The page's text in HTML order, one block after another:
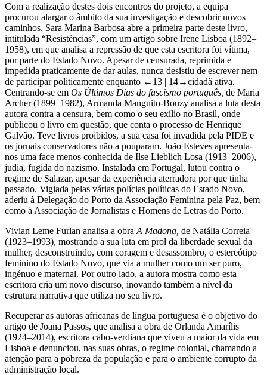
Com a realização destes dois encontros do projeto, a equipa
procurou alargar o âmbito da sua investigação e descobrir novos
caminhos. Sara Marina Barbosa abre a primeira parte deste livro,
intitulada “Resistências”, com um artigo sobre Irene Lisboa (1892–
1958), em que analisa a repressão de que esta escritora foi vítima,
por parte do Estado Novo. Apesar de censurada, reprimida e
impedida praticamente de dar aulas, nunca desistiu de escrever nem
de participar politicamente enquanto ←13 | 14→cidadã ativa.
Centrando-se em Os Últimos Dias do fascismo português, de Maria
Archer (1899–1982), Armanda Manguito-Bouzy analisa a luta desta
autora contra a censura, bem como o seu exílio no Brasil, onde
publicou o livro em questão, que conta o processo de Henrique
Galvão. Teve livros proibidos, a sua casa foi invadida pela PIDE e
os jornais conservadores não a pouparam. João Esteves apresenta-
nos uma face menos conhecida de Ilse Lieblich Losa (1913–2006),
judia, fugida do nazismo. Instalada em Portugal, lutou contra o
regime de Salazar, apesar da experiência aterradora por que tinha
passado. Vigiada pelas várias polícias políticas do Estado Novo,
aderiu à Delegação do Porto da Associação Feminina pela Paz, bem
como à Associação de Jornalistas e Homens de Letras do Porto.
Vivian Leme Furlan analisa a obra A Madona, de Natália Correia
(1923–1993), mostrando a sua luta em prol da liberdade sexual da
mulher, desconstruindo, com coragem e desassombro, o estereótipo
feminino do Estado Novo, que via a mulher como um ser puro,
ingénuo e maternal. Por outro lado, a autora mostra como esta
escritora cria um novo discurso, inovando também a nível da
estrutura narrativa que utiliza no seu livro.
Recuperar as autoras africanas de língua portuguesa é o objetivo do
artigo de Joana Passos, que analisa a obra de Orlanda Amarílis
(1924–2014), escritora cabo-verdiana que viveu a maior da vida em
Lisboa e denunciou, nas suas obras, o regime colonial, chamando a
atenção para a pobreza da população e para o ambiente corrupto da
administração local.